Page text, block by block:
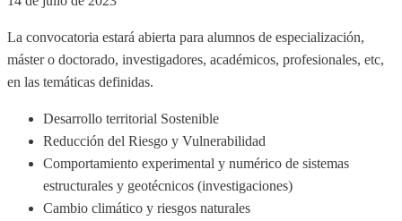
La convocatoria estará abierta para alumnos de especialización,
máster o doctorado, investigadores, académicos, profesionales, etc,
en las temáticas definidas.
Desarrollo territorial Sostenible
Reducción del Riesgo y Vulnerabilidad
Comportamiento experimental y numérico de sistemas
estructurales y geotécnicos (investigaciones)
Cambio climático y riesgos naturales